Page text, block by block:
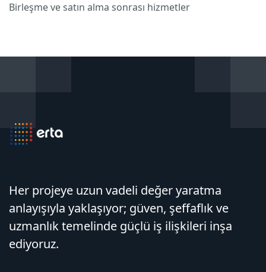
Birleşme ve satın alma sonrası hizmetler
Her projeye uzun vadeli değer yaratma
anlayışıyla yaklaşıyor; güven, şeffaflık ve
uzmanlık temelinde güçlü iş ilişkileri inşa
ediyoruz.